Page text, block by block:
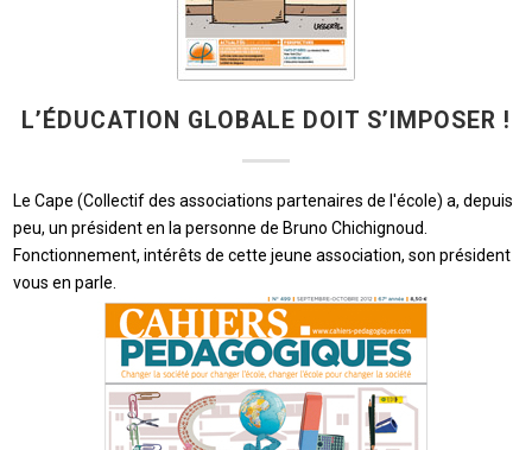
L’ÉDUCATION GLOBALE DOIT S’IMPOSER !
Le Cape (Collectif des associations partenaires de l'école) a, depuis
peu, un président en la personne de Bruno Chichignoud.
Fonctionnement, intérêts de cette jeune association, son président
vous en parle.